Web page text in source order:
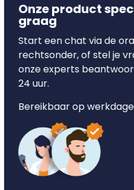
Onze product
graag
Start een chat via de
rechtsonder, of stel je
onze experts
24 uur.
Bereikbaar op